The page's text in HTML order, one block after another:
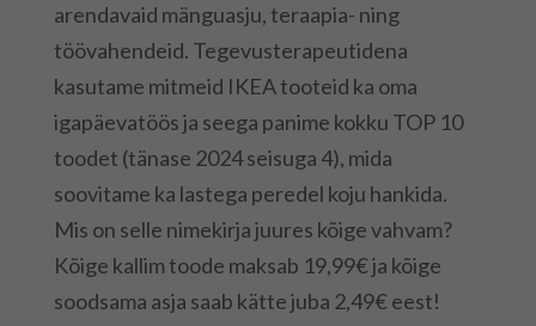
arendavaid mänguasju, teraapia- ning
töövahendeid. Tegevusterapeutidena
kasutame mitmeid IKEA tooteid ka oma
igapäevatöös ja seega panime kokku TOP 10
toodet (tänase 2024 seisuga 4), mida
soovitame ka lastega peredel koju hankida.
Mis on selle nimekirja juures kõige vahvam?
Kõige kallim toode maksab 19,99€ ja kõige
soodsama asja saab kätte juba 2,49€ eest!